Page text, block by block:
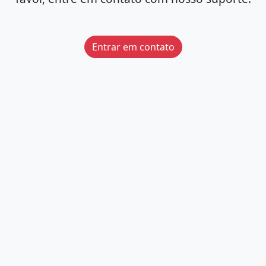
Entrar em contato